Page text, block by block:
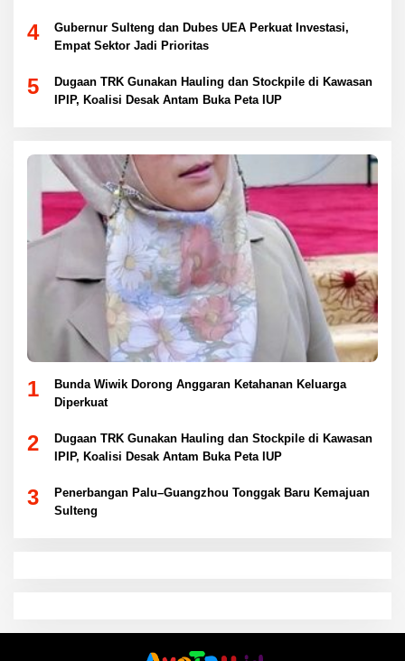
4
Gubernur Sulteng dan Dubes UEA Perkuat Investasi,
Empat Sektor Jadi Prioritas
5
Dugaan TRK Gunakan Hauling dan Stockpile di Kawasan
IPIP, Koalisi Desak Antam Buka Peta IUP
1
Bunda Wiwik Dorong Anggaran Ketahanan Keluarga
Diperkuat
2
Dugaan TRK Gunakan Hauling dan Stockpile di Kawasan
IPIP, Koalisi Desak Antam Buka Peta IUP
3
Penerbangan Palu–Guangzhou Tonggak Baru Kemajuan
Sulteng